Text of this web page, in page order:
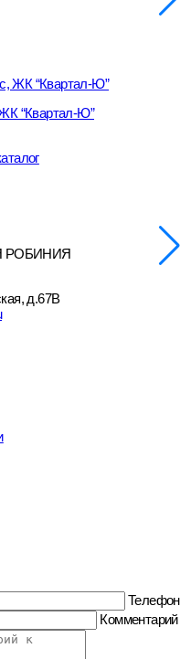
ЖК “Квартал-Ю”
РОБИНИЯ
д.67В
Телефон
Комментарий